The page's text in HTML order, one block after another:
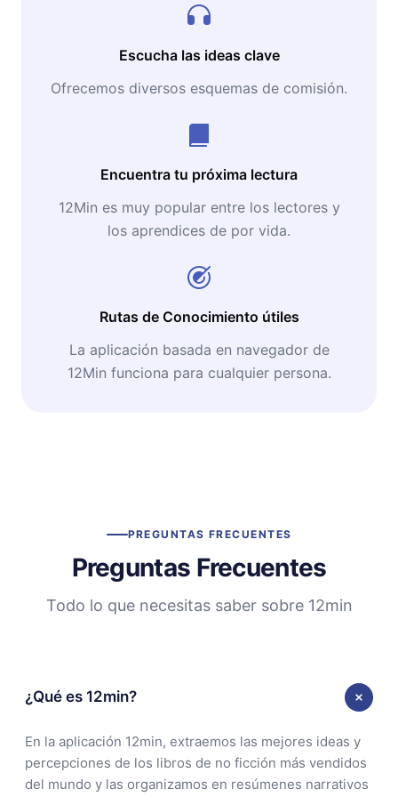
Escucha las ideas clave
Ofrecemos diversos esquemas de comisión.
Encuentra tu próxima lectura
12Min es muy popular entre los lectores y
los aprendices de por vida.
Rutas de Conocimiento útiles
La aplicación basada en navegador de
12Min funciona para cualquier persona.
PREGUNTAS FRECUENTES
Preguntas Frecuentes
Todo lo que necesitas saber sobre 12min
¿Qué es 12min?
En la aplicación 12min, extraemos las mejores ideas y
percepciones de los libros de no ficción más vendidos
del mundo y las organizamos en resúmenes narrativos